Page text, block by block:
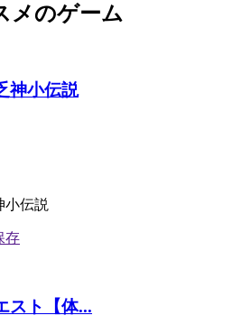
メのゲーム
神小伝説
小伝説
スト【体...